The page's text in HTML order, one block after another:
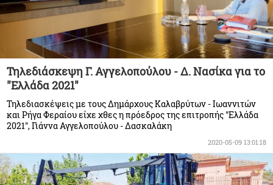
Τηλεδιάσκεψη Γ. Αγγελοπούλου - Δ. Νασίκα για το
"Ελλάδα 2021"
Τηλεδιασκέψεις με τους Δημάρχους Καλαβρύτων - Ιωαννιτών
και Ρήγα Φεραίου είχε χθες η πρόεδρος της επιτροπής "Ελλάδα
2021", Γιάννα Αγγελοπούλου - Δασκαλάκη
2020-05-09 13:01:18